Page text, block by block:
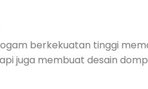
berkekuatan tinggi
juga membuat desain